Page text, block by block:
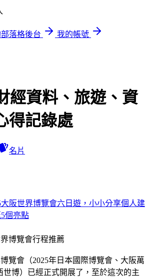
落格後台
我的帳號
經資料、旅遊、資
得記錄處
名片
大阪世界博覽會六日遊，小小分享個人建
個亮點
覽會（2025年日本國際博覽會、大阪萬
世博）已經正式開展了，至於這次的主